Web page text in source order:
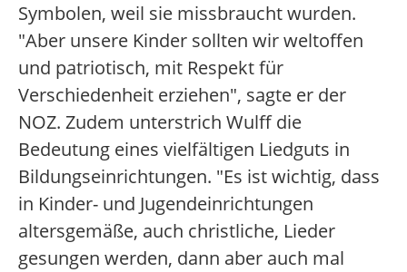
Symbolen, weil sie missbraucht wurden.
"Aber unsere Kinder sollten wir weltoffen
und patriotisch, mit Respekt für
Verschiedenheit erziehen", sagte er der
NOZ. Zudem unterstrich Wulff die
Bedeutung eines vielfältigen Liedguts in
Bildungseinrichtungen. "Es ist wichtig, dass
in Kinder- und Jugendeinrichtungen
altersgemäße, auch christliche, Lieder
gesungen werden, dann aber auch mal